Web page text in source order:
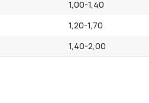
1,00-1,40
1,20-1,70
1,40-2,00